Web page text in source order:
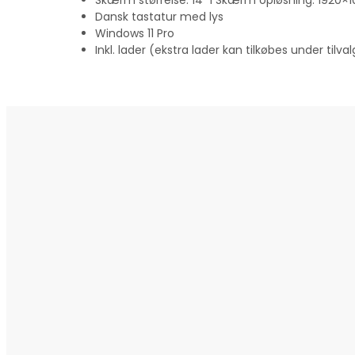
Dansk tastatur med lys
Windows 11 Pro
Inkl. lader (ekstra lader kan tilkøbes under